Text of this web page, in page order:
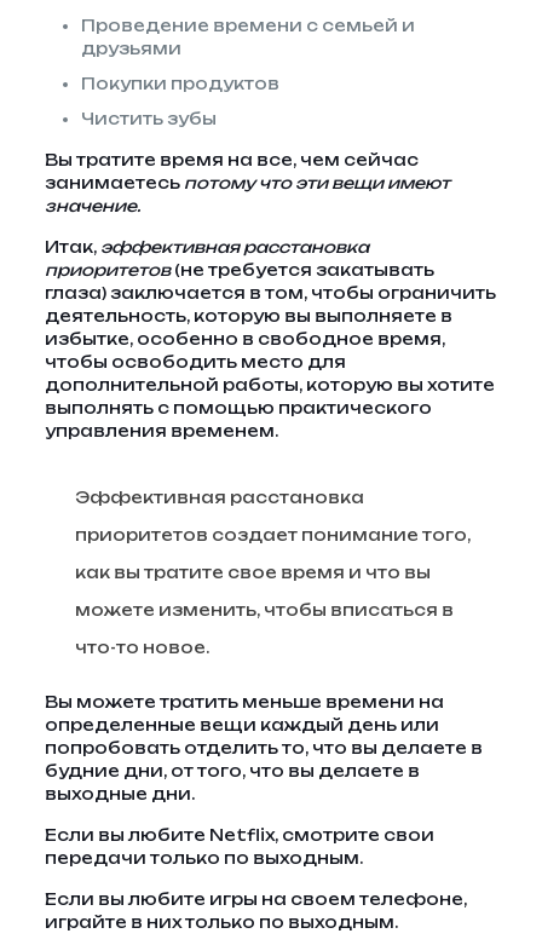
Проведение времени с семьей и
друзьями
Покупки продуктов
Чистить зубы
Вы тратите время на все, чем сейчас
занимаетесь потому что эти вещи имеют
значение.
Итак, эффективная расстановка
приоритетов(не требуется закатывать
глаза) заключается в том, чтобы ограничить
деятельность, которую вы выполняете в
избытке, особенно в свободное время,
чтобы освободить место для
дополнительной работы, которую вы хотите
выполнять с помощью практического
управления временем.
Эффективная расстановка
приоритетов создает понимание того,
как вы тратите свое время и что вы
можете изменить, чтобы вписаться в
что-то новое.
Вы можете тратить меньше времени на
определенные вещи каждый день или
попробовать отделить то, что вы делаете в
будние дни, от того, что вы делаете в
выходные дни.
Если вы любите Netflix, смотрите свои
передачи только по выходным.
Если вы любите игры на своем телефоне,
играйте в них только по выходным.